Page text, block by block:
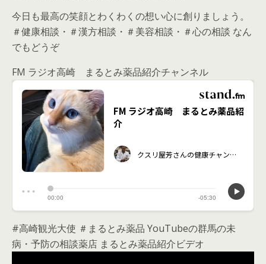
今日も最高の笑顔とわくわくの想い心に創りましょう。
＃健康相談・＃漢方相談・＃美容相談・＃心の相談 なん
でもどうぞ
FM ラジオ高崎 まるとみ薬品紹介チャンネル
#高崎観光大使 ＃まるとみ薬品 YouTubeの群馬の未
病・予防の相談薬店 まるとみ薬品紹介ビデオ